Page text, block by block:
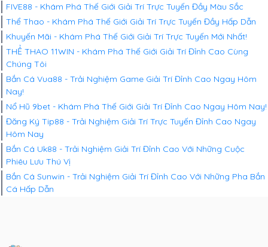
FIVE88 - Khám Phá Thế Giới Giải Trí Trực Tuyến Đầy Màu Sắc
Thể Thao - Khám Phá Thế Giới Giải Trí Trực Tuyến Đầy Hấp Dẫn
Khuyến Mãi - Khám Phá Thế Giới Giải Trí Trực Tuyến Mới Nhất!
THỂ THAO 11WIN - Khám Phá Thế Giới Giải Trí Đỉnh Cao Cùng
Chúng Tôi
Bắn Cá Vua88 - Trải Nghiệm Game Giải Trí Đỉnh Cao Ngay Hôm
Nay!
Nổ Hũ 9bet - Khám Phá Thế Giới Giải Trí Đỉnh Cao Ngay Hôm Nay!
Đăng Ký Tip88 - Trải Nghiệm Giải Trí Trực Tuyến Đỉnh Cao Ngay
Hôm Nay
Bắn Cá Uk88 - Trải Nghiệm Giải Trí Đỉnh Cao Với Những Cuộc
Phiêu Lưu Thú Vị
Bắn Cá Sunwin - Trải Nghiệm Giải Trí Đỉnh Cao Với Những Pha Bắn
Cá Hấp Dẫn